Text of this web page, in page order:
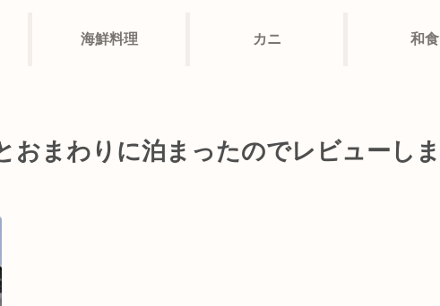
海鮮料理 カニ 和食
おまわりに泊まったのでレビューしま